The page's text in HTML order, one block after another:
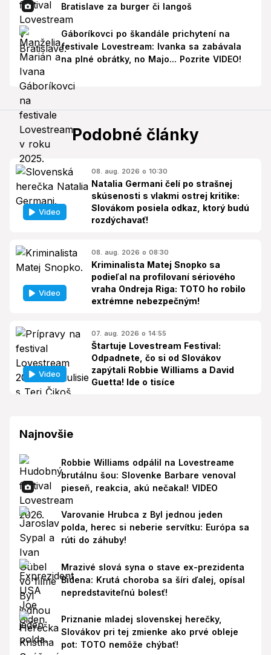
Bratislave za burger či langoš
Gáboríkovci po škandále prichytení na
festivale Lovestream: Ivanka sa zabávala
na plné obrátky, no Majo... Pozrite VIDEO!
Podobné články
Video
08. aug. 2026 o 10:30
Natalia Germani čelí po strašnej
skúsenosti s vlakmi ostrej kritike:
Slovákom posiela odkaz, ktorý budú
rozdýchavať!
Video
08. aug. 2026 o 08:30
Kriminalista Matej Snopko sa
podieľal na profilovaní sériového
vraha Ondreja Riga: TOTO ho robilo
extrémne nebezpečným!
Video
07. aug. 2026 o 14:55
Štartuje Lovestream Festival:
Odpadnete, čo si od Slovákov
zapýtali Robbie Williams a David
Guetta! Ide o tisíce
Najnovšie
Robbie Williams odpálil na Lovestreame
brutálnu šou: Slovenke Barbare venoval
pieseň, reakcia, akú nečakal! VIDEO
Varovanie Hrubca z Byl jednou jeden
polda, herec si neberie servítku: Európa sa
rúti do záhuby!
Mrazivé slová syna o stave ex-prezidenta
Bidena: Krutá choroba sa šíri ďalej, opísal
nepredstaviteľnú bolesť!
Priznanie mladej slovenskej herečky,
Slovákov pri tej zmienke ako prvé obleje
pot: TOTO nemôže chýbať!